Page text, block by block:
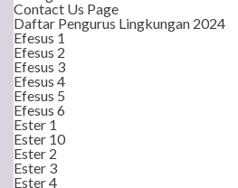
Contact Us Page
Daftar Pengurus Lingkungan 2024
Efesus 1
Efesus 2
Efesus 3
Efesus 4
Efesus 5
Efesus 6
Ester 1
Ester 10
Ester 2
Ester 3
Ester 4